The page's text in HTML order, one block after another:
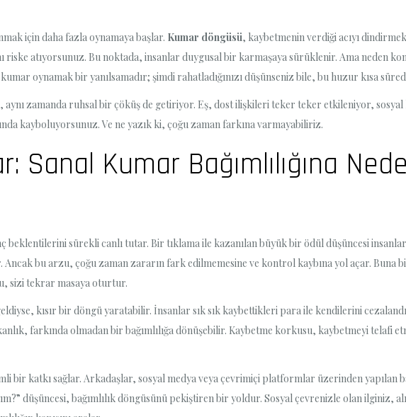
için daha fazla oynamaya başlar. Kumar döngüsü, kaybetmenin verdiği acıyı
riske atıyorsunuz. Bu noktada, insanlar duygusal bir karmaşaya sürüklenir. Ama neden
oynamak bir yanılsamadır; şimdi rahatladığınızı düşünseniz bile, bu huzur kısa
aynı zamanda ruhsal bir çöküş de getiriyor. Eş, dost ilişkileri teker teker etkileniyor,
kayboluyorsunuz. Ve ne yazık ki, çoğu zaman farkına varmayabiliriz.
Sanal Kumar Bağımlılığına
sürekli canlı tutar. Bir tıklama ile kazanılan büyük bir ödül düşüncesi
Ancak bu arzu, çoğu zaman zararın fark edilmemesine ve kontrol kaybına yol açar. Buna
sizi tekrar masaya oturtur.
kısır bir döngü yaratabilir. İnsanlar sık sık kaybettikleri para ile kendilerini
farkında olmadan bir bağımlılığa dönüşebilir. Kaybetme korkusu, kaybetmeyi telafi
bir katkı sağlar. Arkadaşlar, sosyal medya veya çevrimiçi platformlar üzerinden yapılan
düşüncesi, bağımlılık döngüsünü pekiştiren bir yoldur. Sosyal çevrenizle olan ilginiz,